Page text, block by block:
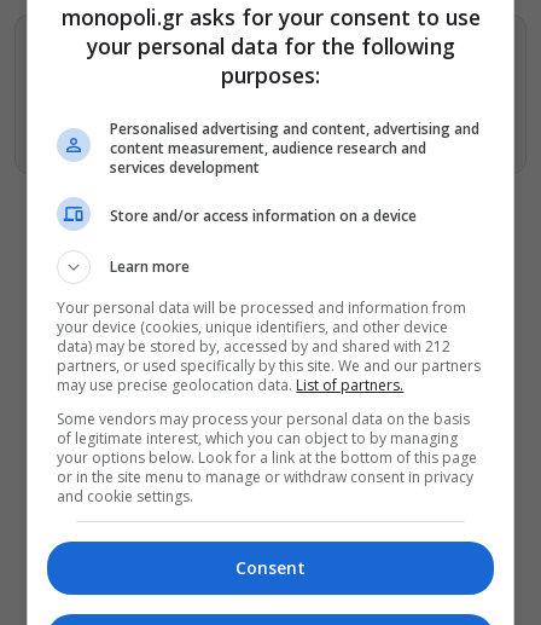
Βρείτε περισσότερα άρθρα μας στα αποτελέσματα
αναζητησης
Προσθήκη του monopoli.gr στην Google
ΔΕΙΤΕ ΕΠΙΣΗΣ
Αύγουστος στην Αθήνα: 5 μαγαζιά
που κάνουν τις διακοπές να μοιάζουν
λίγο πιο κοντά
Παναγώτης Χ. Βούρος: Η “Παραξενιά”
είναι η δύναμή μας να μπορούμε να
διαφέρουμε
Αυτό το Σαββατοκύριακο η TV παίζει
monopoli.gr asks for your consent to use
your personal data for the following
purposes:
Personalised advertising and content, advertising and
content measurement, audience research and
services development
Store and/or access information on a device
Learn more
Your personal data will be processed and information from
your device (cookies, unique identifiers, and other device
data) may be stored by, accessed by and shared with 212
partners, or used specifically by this site. We and our partners
may use precise geolocation data. List of partners.
Some vendors may process your personal data on the basis
of legitimate interest, which you can object to by managing
your options below. Look for a link at the bottom of this page
or in the site menu to manage or withdraw consent in privacy
and cookie settings.
Consent